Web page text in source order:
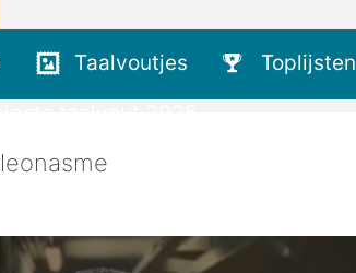
Taalvoutjes Toplijsten